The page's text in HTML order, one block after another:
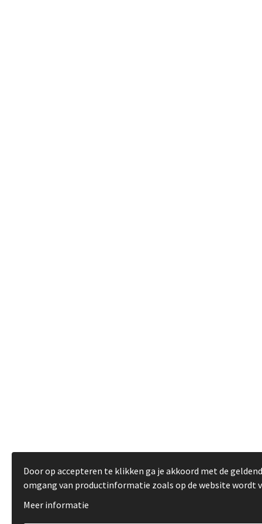
Door op accepteren te klikken ga je akkoord met de
omgang van productinformatie zoals op de website wordt
Meer informatie